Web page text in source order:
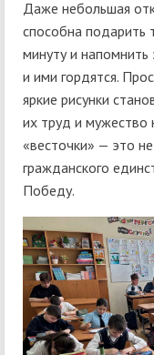
Даже небольшая
способна подарить
минуту и
и ими гордятся.
яркие рисунки
их труд и мужество
«весточки» — это
гражданского
Победу.